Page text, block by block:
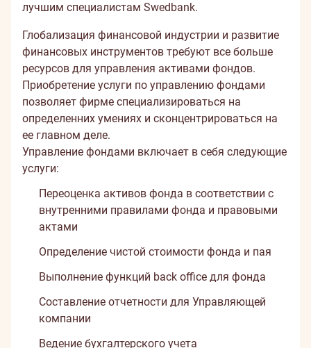
лучшим специалистам Swedbank.
Глобализация финансовой индустрии и развитие
финансовых инструментов требуют все больше
ресурсов для управления активами фондов.
Приобретение услуги по управлению фондами
позволяет фирме специализироваться на
определенних умениях и сконцентрироваться на
ее главном деле.
Управление фондами включает в себя следующие
услуги:
Переоценка активов фонда в соответствии с
внутренними правилами фонда и правовыми
актами
Определение чистой стоимости фонда и пая
Выполнение функций back office для фонда
Составление отчетности для Управляющей
компании
Ведение бухгалтерского учета